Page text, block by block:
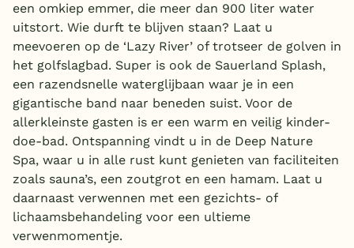
een omkiep emmer, die meer dan 900 liter water
uitstort. Wie durft te blijven staan? Laat u
meevoeren op de ‘Lazy River’ of trotseer de golven in
het golfslagbad. Super is ook de Sauerland Splash,
een razendsnelle waterglijbaan waar je in een
gigantische band naar beneden suist. Voor de
allerkleinste gasten is er een warm en veilig kinder-
doe-bad. Ontspanning vindt u in de Deep Nature
Spa, waar u in alle rust kunt genieten van faciliteiten
zoals sauna’s, een zoutgrot en een hamam. Laat u
daarnaast verwennen met een gezichts- of
lichaamsbehandeling voor een ultieme
verwenmomentje.